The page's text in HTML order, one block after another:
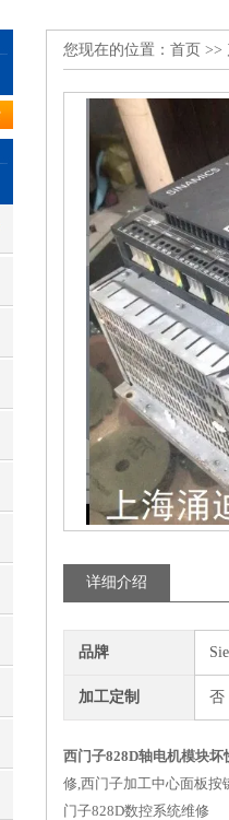
您现在的位置： 首页 >>
详细介绍
品牌
加工定制 否
西门子828D轴电机模块坏
修,西门子加工中心面板按
门子828D数控系统维修